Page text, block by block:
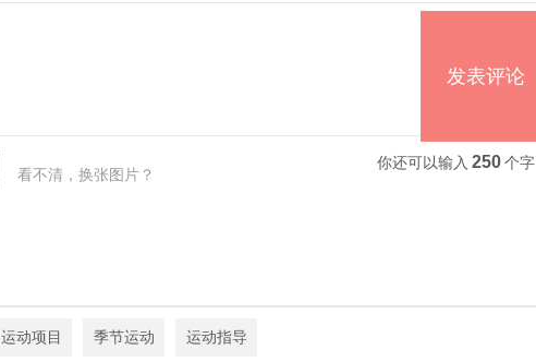
发表评论
看不清，换张图片？
你还可以输入 250个字
运动项目 季节运动 运动指导